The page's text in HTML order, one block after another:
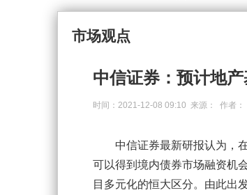
市场观点
中信证券：预计地
时间：2021-12-08 09:10 来源： 作者
中信证券最新研报认为，在
可以得到境内债券市场融资机
目多元化的恒大区分。由此出